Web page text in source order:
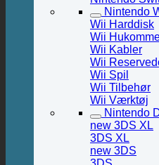
Nintendo
Wii Harddisk
Wii
Wii Kabler
Wii
Wii Spil
Wii Tilbehør
Wii Værktøj
Nintendo
new 3DS XL
3DS XL
new 3DS